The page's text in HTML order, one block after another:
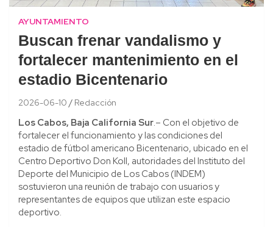
AYUNTAMIENTO
Buscan frenar vandalismo y
fortalecer mantenimiento en el
estadio Bicentenario
2026-06-10 Redacción
Los Cabos, Baja California Sur.– Con el objetivo de
fortalecer el funcionamiento y las condiciones del
estadio de fútbol americano Bicentenario, ubicado en el
Centro Deportivo Don Koll, autoridades del Instituto del
Deporte del Municipio de Los Cabos (INDEM)
sostuvieron una reunión de trabajo con usuarios y
representantes de equipos que utilizan este espacio
deportivo.